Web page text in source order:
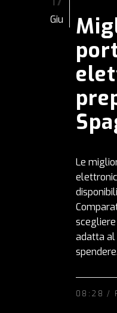
Giu
Le
adatta al
08:28 /